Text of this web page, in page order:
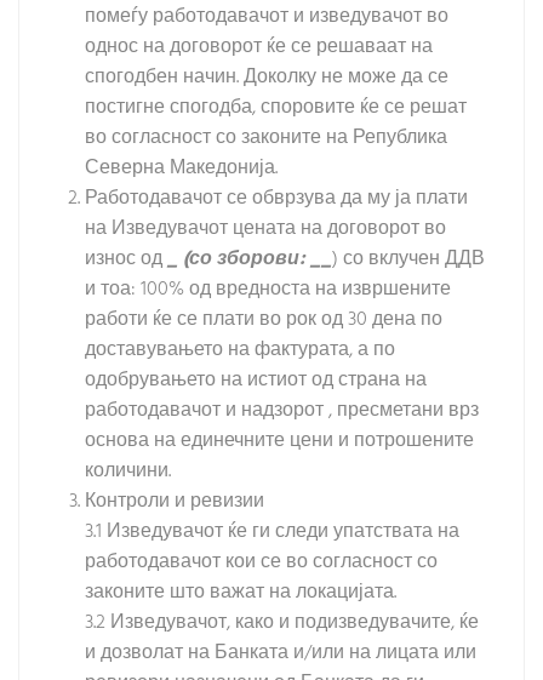
помеѓу работодавачот и изведувачот во
однос на договорот ќе се решаваат на
спогодбен начин. Доколку не може да се
постигне спогодба, споровите ќе се решат
во согласност со законите на Република
Северна Македонија.
Работодавачот се обврзува да му ја плати
на Изведувачот цената на договорот во
износ од_ (со зборови:__) со вклучен ДДВ
и тоа: 100% од вредноста на извршените
работи ќе се плати во рок од 30 дена по
доставувањето на фактурата, а по
одобрувањето на истиот од страна на
работодавачот и надзорот , пресметани врз
основа на единечните цени и потрошените
количини.
Контроли и ревизии
3.1 Изведувачот ќе ги следи упатствата на
работодавачот кои се во согласност со
законите што важат на локацијата.
3.2 Изведувачот, како и подизведувачите, ќе
и дозволат на Банката и/или на лицата или